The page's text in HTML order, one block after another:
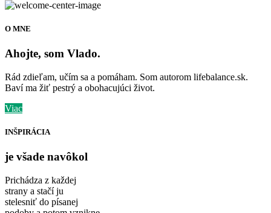
O MNE
Ahojte, som Vlado.
Rád zdieľam, učím sa a pomáham. Som autorom lifebalance.sk.
Baví ma žiť pestrý a obohacujúci život.
Viac
INŠPIRÁCIA
je všade navôkol
Prichádza z každej
strany a stačí ju
stelesniť do písanej